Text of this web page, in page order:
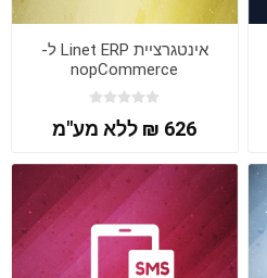
אינטגרציית Linet ERP ל-
nopCommerce
626 ₪ ללא מע"מ